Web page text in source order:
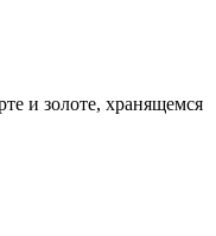
и золоте, хранящемся